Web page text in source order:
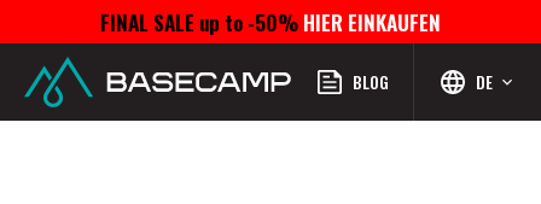
FINAL SALE up to -50%HIER EINKAUFEN
BLOG DE